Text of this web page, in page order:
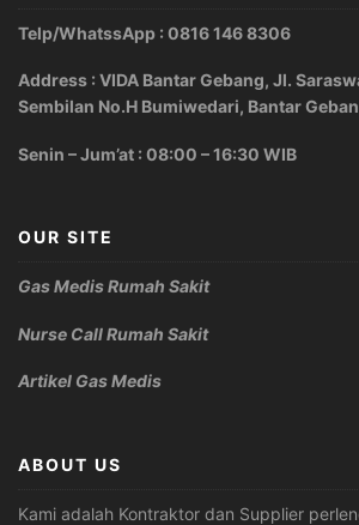
Telp/WhatssApp : 0816 146 8306
Address : VIDA Bantar Gebang, Jl.
Sembilan No.H Bumiwedari, Bantar
Senin – Jum’at : 08:00 – 16:30 WIB
OUR SITE
Gas Medis Rumah Sakit
Nurse Call Rumah Sakit
Artikel Gas Medis
ABOUT US
Kami adalah Kontraktor dan Supplier